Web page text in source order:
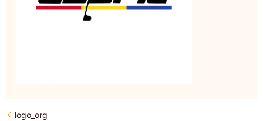
logo_org